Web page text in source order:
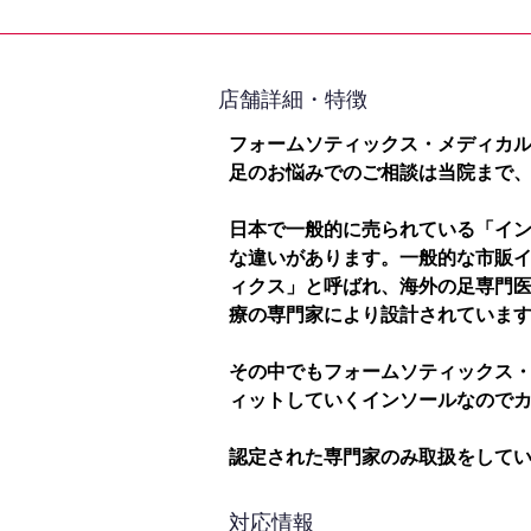
​店舗詳細・特徴
フォームソティックス・メディカ
足のお悩みでのご相談は当院まで
日本で一般的に売られている「イ
な違いがあります。一般的な市販
ィクス」と呼ばれ、海外の足専門
療の専門家により設計されていま
その中でもフォームソティックス
ィットしていくインソールなので
認定された専門家のみ取扱をして
対応情報